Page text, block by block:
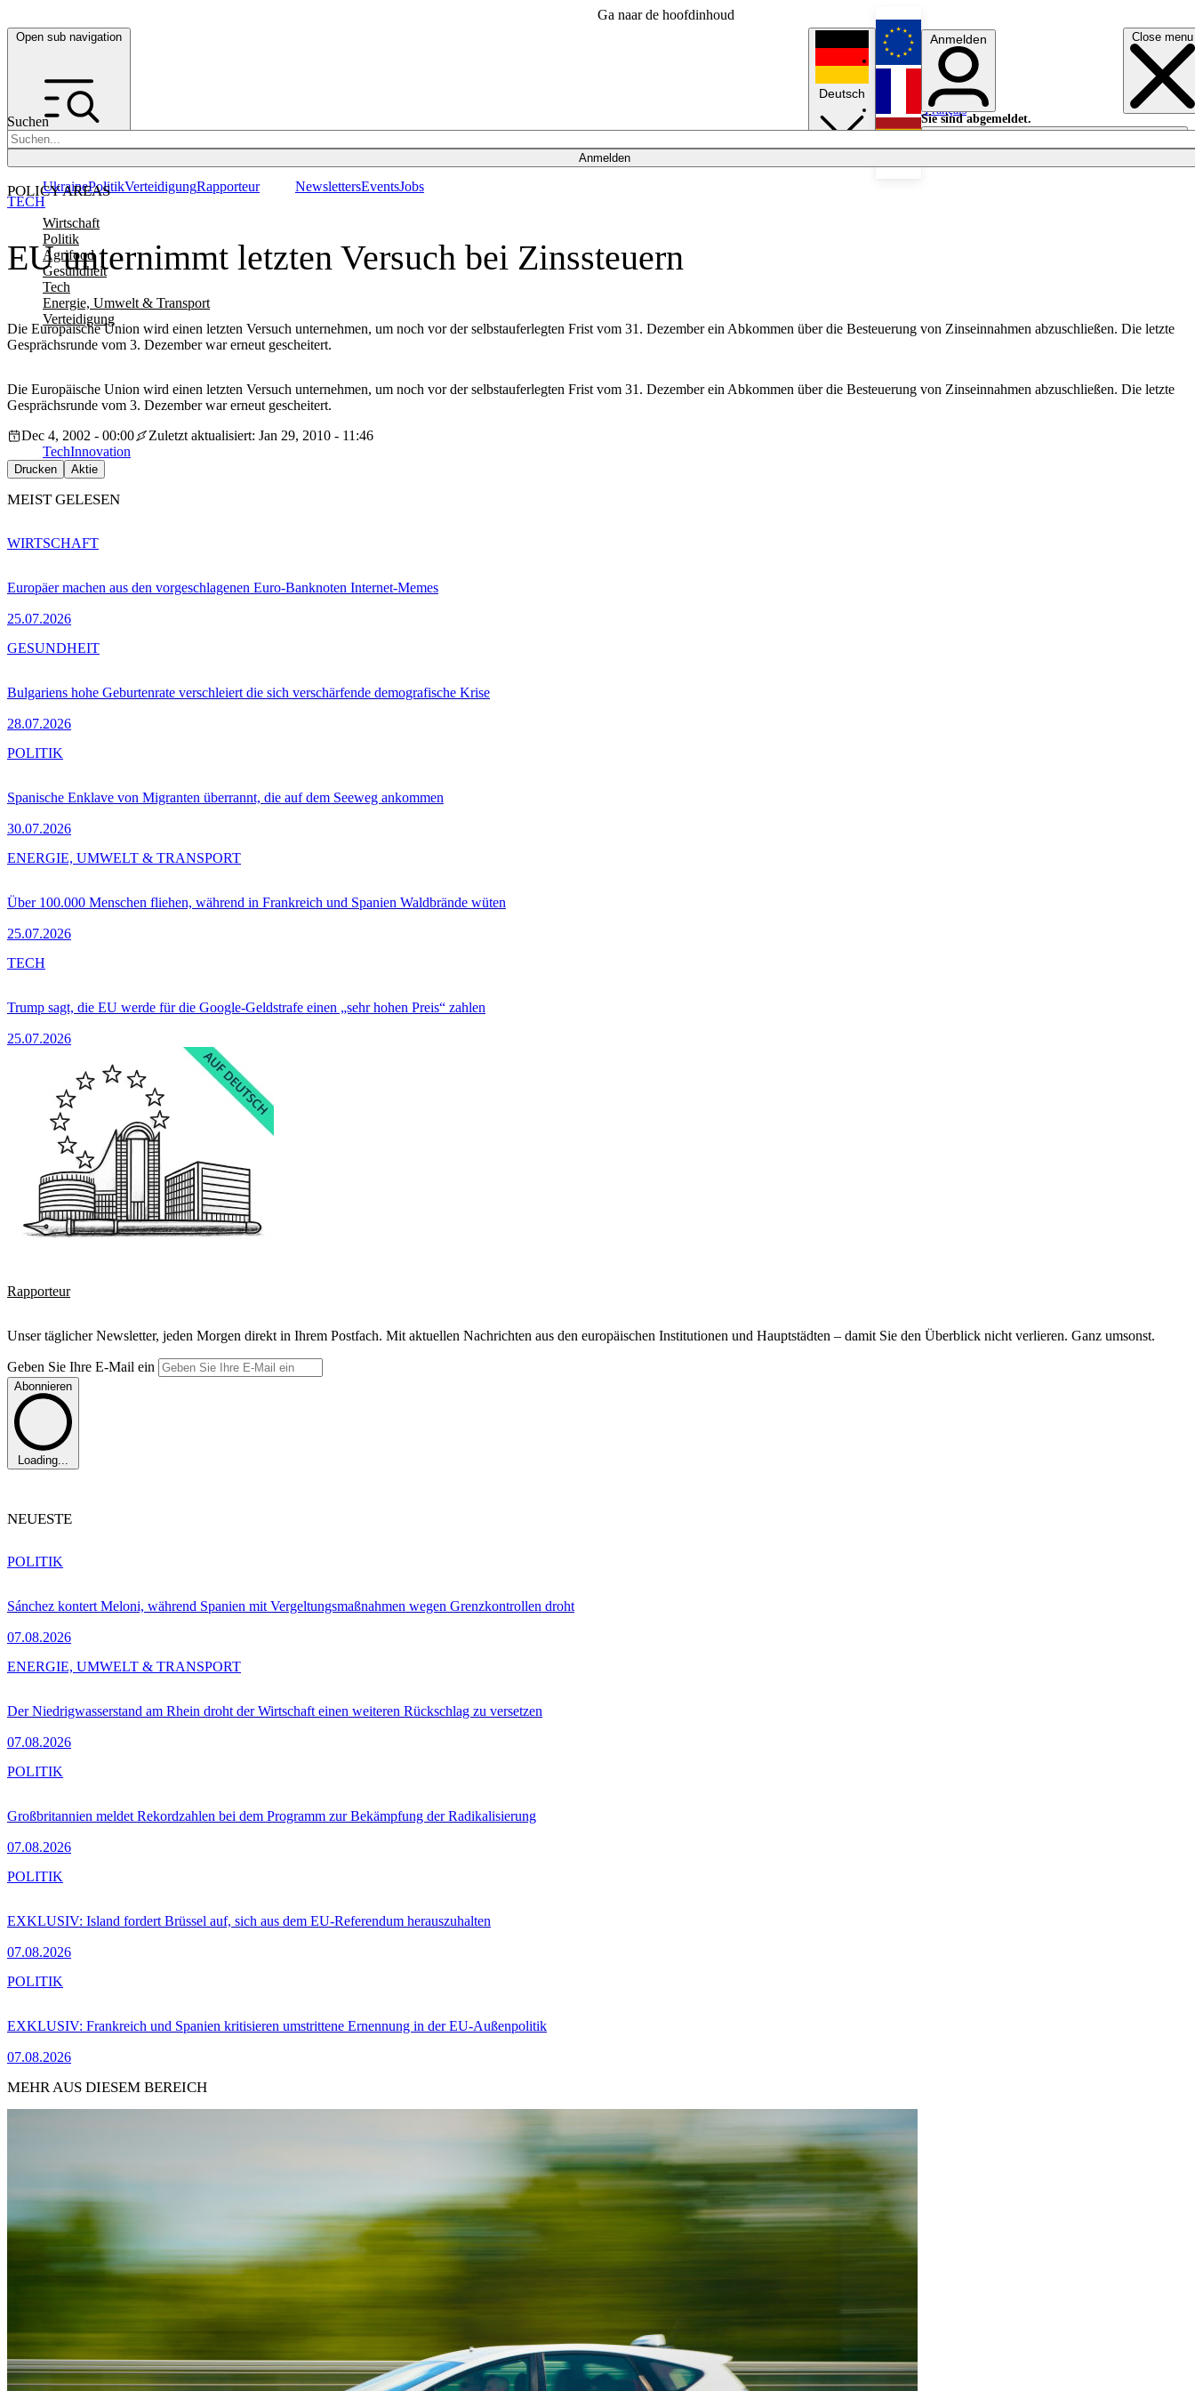
Ga naar de hoofdinhoud
Open sub navigation Close menu
Suchen
Anmelden
POLICY AREAS
Wirtschaft
Politik
Agrifood
Gesundheit
Tech
Energie, Umwelt & Transport
Verteidigung
UkrainePolitikVerteidigungRapporteur NewslettersEventsJobs
Deutsch
English
Français
Anmelden
Sie sind abgemeldet.
Anmelden
Licht aus
EU unternimmt letzten Versuch bei Zinssteuern
Die Europäische Union wird einen letzten Versuch unternehmen, um noch vor der selbstauferlegten Frist vom 31. Dezember ein Abkommen über die Besteuerung von Zinseinnahmen abzuschließen. Die letzte
Gesprächsrunde vom 3. Dezember war erneut gescheitert.
TECH
Die Europäische Union wird einen letzten Versuch unternehmen, um noch vor der selbstauferlegten Frist vom 31. Dezember ein Abkommen über die Besteuerung von Zinseinnahmen abzuschließen. Die letzte
Gesprächsrunde vom 3. Dezember war erneut gescheitert.
Dec 4, 2002 - 00:00
Zuletzt aktualisiert: Jan 29, 2010 - 11:46
TechInnovation
Drucken Aktie
MEIST GELESEN
Europäer machen aus den vorgeschlagenen Euro-Banknoten Internet-Memes
25.07.2026
WIRTSCHAFT
Bulgariens hohe Geburtenrate verschleiert die sich verschärfende demografische Krise
28.07.2026
GESUNDHEIT
Spanische Enklave von Migranten überrannt, die auf dem Seeweg ankommen
30.07.2026
POLITIK
Über 100.000 Menschen fliehen, während in Frankreich und Spanien Waldbrände wüten
25.07.2026
ENERGIE, UMWELT & TRANSPORT
Trump sagt, die EU werde für die Google-Geldstrafe einen „sehr hohen Preis“ zahlen
25.07.2026
TECH
Rapporteur
Unser täglicher Newsletter, jeden Morgen direkt in Ihrem Postfach. Mit aktuellen Nachrichten aus den europäischen Institutionen und Hauptstädten – damit Sie den Überblick nicht verlieren. Ganz umsonst.
Geben Sie Ihre E-Mail ein
Abonnieren
Loading...
NEUESTE
Sánchez kontert Meloni, während Spanien mit Vergeltungsmaßnahmen wegen Grenzkontrollen droht
07.08.2026
POLITIK
Der Niedrigwasserstand am Rhein droht der Wirtschaft einen weiteren Rückschlag zu versetzen
07.08.2026
ENERGIE, UMWELT & TRANSPORT
Großbritannien meldet Rekordzahlen bei dem Programm zur Bekämpfung der Radikalisierung
07.08.2026
POLITIK
EXKLUSIV: Island fordert Brüssel auf, sich aus dem EU-Referendum herauszuhalten
07.08.2026
POLITIK
EXKLUSIV: Frankreich und Spanien kritisieren umstrittene Ernennung in der EU-Außenpolitik
07.08.2026
POLITIK
MEHR AUS DIESEM BEREICH